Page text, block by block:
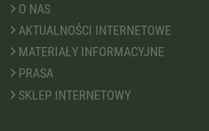
O NAS
AKTUALNOŚCI INTERNETOWE
MATERIAŁY INFORMACYJNE
PRASA
SKLEP INTERNETOWY